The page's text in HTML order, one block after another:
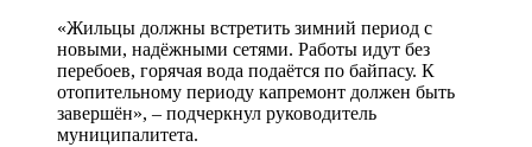
«Жильцы должны встретить зимний период с
новыми, надёжными сетями. Работы идут без
перебоев, горячая вода подаётся по байпасу. К
отопительному периоду капремонт должен быть
завершён», – подчеркнул руководитель
муниципалитета.